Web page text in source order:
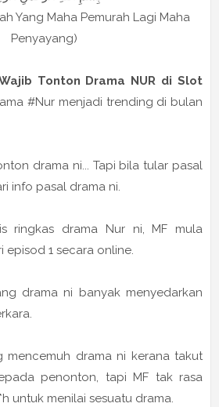
Yang Maha Pemurah Lagi Maha
Penyayang)
Tonton Drama NUR di Slot
#Nur menjadi trending di bulan
drama ni... Tapi bila tular pasal
info pasal drama ni.
ringkas drama Nur ni, MF mula
1 secara online.
drama ni banyak menyedarkan
mencemuh drama ni kerana takut
penonton, tapi MF tak rasa
untuk menilai sesuatu drama.